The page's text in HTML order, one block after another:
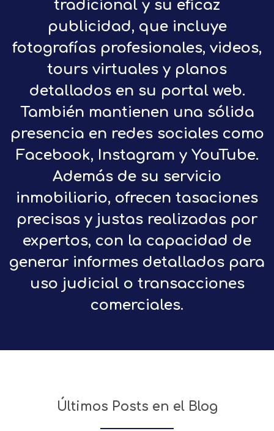
tradicional y su eficaz
publicidad, que incluye
fotografías profesionales, videos,
tours virtuales y planos
detallados en su portal web.
También mantienen una sólida
presencia en redes sociales como
Facebook, Instagram y YouTube.
Además de su servicio
inmobiliario, ofrecen tasaciones
precisas y justas realizadas por
expertos, con la capacidad de
generar informes detallados para
uso judicial o transacciones
comerciales.
Últimos Posts en el Blog